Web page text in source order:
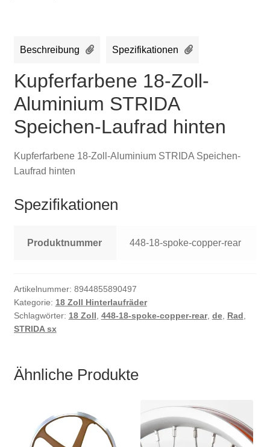
Beschreibung Spezifikationen
Kupferfarbene 18-Zoll-
Aluminium STRIDA
Speichen-Laufrad hinten
Kupferfarbene 18-Zoll-Aluminium STRIDA Speichen-
Laufrad hinten
Spezifikationen
Produktnummer 448-18-spoke-copper-rear
Artikelnummer: 8944855890497
Kategorie: 18 Zoll Hinterlaufräder
Schlagwörter: 18 Zoll, 448-18-spoke-copper-rear, de, Rad,
STRIDA sx
Ähnliche Produkte